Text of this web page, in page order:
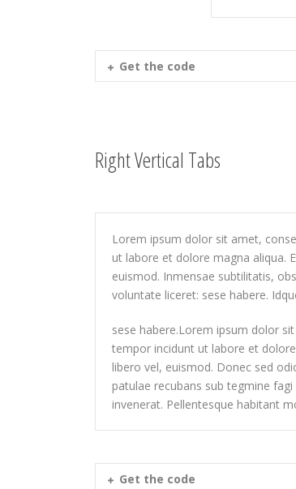
Get the code
Right Vertical Tabs
Lorem ipsum dolor sit amet,
ut labore et dolore magna aliqua.
euismod. Inmensae subtilitatis,
voluntate liceret: sese habere.
sese habere.Lorem ipsum dolor
tempor incidunt ut labore et
libero vel, euismod. Donec sed
patulae recubans sub tegmine
invenerat. Pellentesque habitant
Get the code